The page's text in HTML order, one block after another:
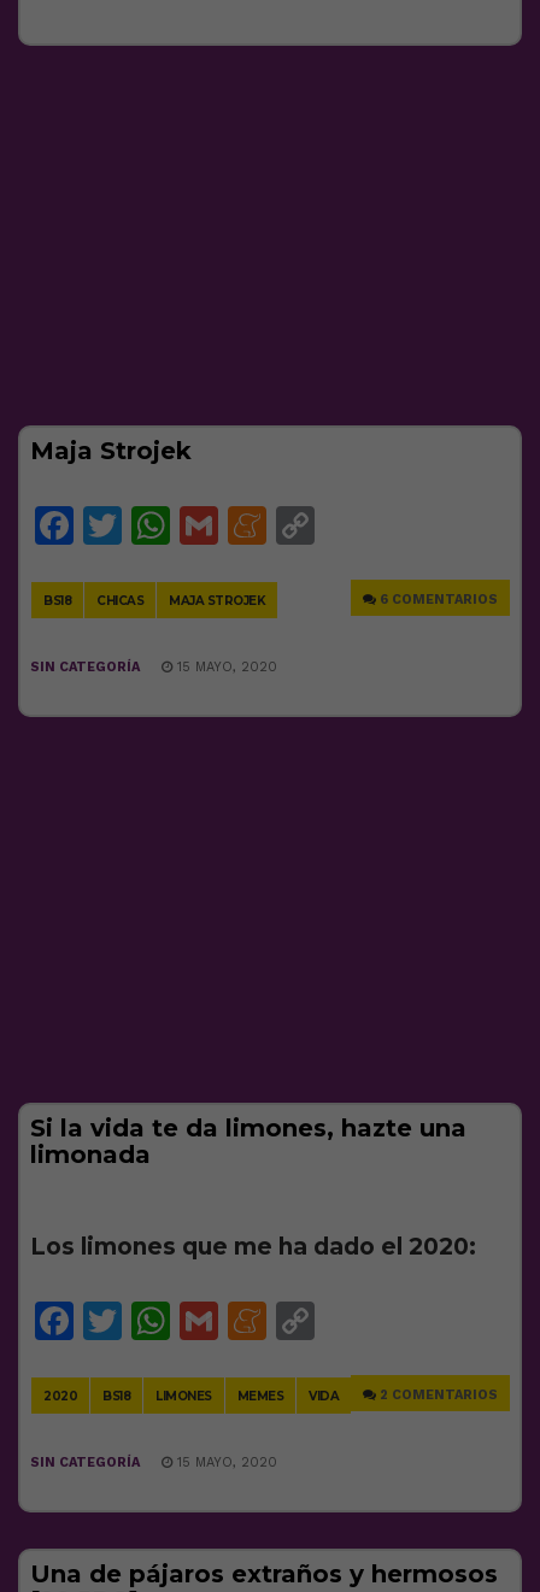
Maja Strojek
Facebook
Twitter
WhatsApp
GmailMeneame
BS18 CHICAS MAJA STROJEK 6 COMENTARIOS
SIN CATEGORÍA 15 MAYO, 2020
Si la vida te da limones, hazte una
limonada
Los limones que me ha dado el 2020:
Facebook
Twitter
WhatsApp
GmailMeneame
2020 BS18 LIMONES MEMES VIDA 2 COMENTARIOS
SIN CATEGORÍA 15 MAYO, 2020
Una de pájaros extraños y hermosos